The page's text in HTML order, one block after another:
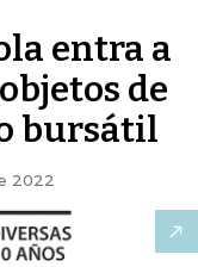
entra a
de
bursátil
2022